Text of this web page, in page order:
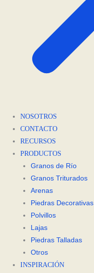
NOSOTROS
CONTACTO
RECURSOS
PRODUCTOS
Granos de Río
Granos Triturados
Arenas
Piedras Decorativas
Polvillos
Lajas
Piedras Talladas
Otros
INSPIRACIÓN